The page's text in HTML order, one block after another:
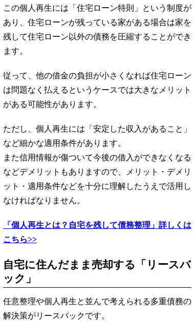
この個人再生には「住宅ローン特則」という制度が
あり、住宅ローンが残っている家がある場合は家を
残して住宅ローン以外の債務を圧縮することができ
ます。
従って、他の借金の負担が小さくなれば住宅ローン
は問題なく払えるというケースでは大きなメリット
がある可能性があります。
ただし、個人再生には「安定した収入があること」
など細かな適用条件があります。
また信用情報が傷ついて今後の借入ができなくなる
などデメリットもありますので、メリット・デメリ
ット・適用条件などを十分に理解したうえで活用し
なければなりません。
「個人再生とは？自宅を残して債務整理」詳しくは
こちら>>
自宅に住んだまま売却する「リースバ
ック」
任意整理や個人再生と並んで考えられる多重債務の
解決策がリースバックです。